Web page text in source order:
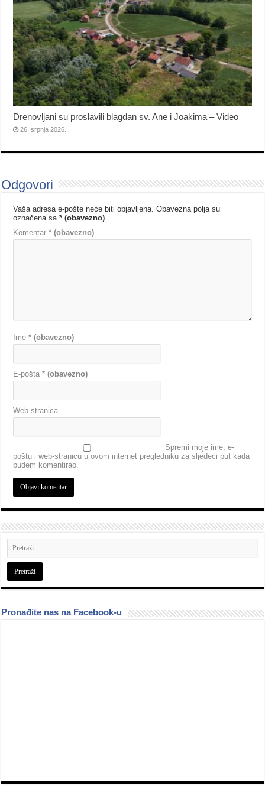
Drenovljani su proslavili blagdan sv. Ane i Joakima – Video
26. srpnja 2026.
Odgovori
Vaša adresa e-pošte neće biti objavljena. Obavezna polja su
označena sa* (obavezno)
Komentar* (obavezno)
Ime* (obavezno)
E-pošta* (obavezno)
Web-stranica
Spremi moje ime, e-
poštu i web-stranicu u ovom internet pregledniku za sljedeći put kada
budem komentirao.
Pronađite nas na Facebook-u